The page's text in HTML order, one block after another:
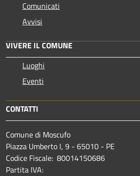
Comunicati
Avvisi
VIVERE IL COMUNE
Luoghi
Eventi
CONTATTI
Comune di Moscufo
Piazza Umberto I, 9 - 65010 - PE
Codice Fiscale: 80014150686
Partita IVA: